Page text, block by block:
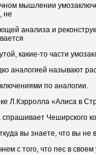
мышлении
не
анализа и
какие-то части
аналогией называют
по аналогии.
Л.Кэрролла «Алиса в
спрашивает Чеширского
вы знаете, что вы не
с того, что пес в своем